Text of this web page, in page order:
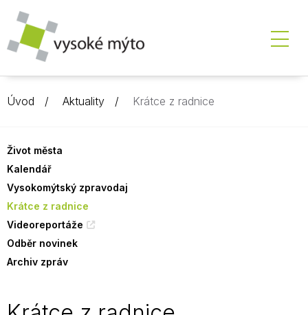
Úvod Aktuality Krátce z radnice
Život města
Kalendář
Vysokomýtský zpravodaj
Krátce z radnice
Videoreportáže
Odběr novinek
Archiv zpráv